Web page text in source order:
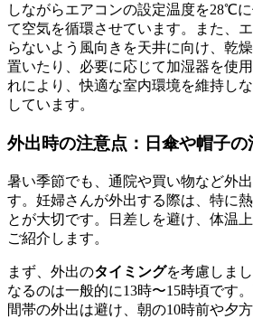
しながらエアコンの設定温度を28℃
て空気を循環させています。また、
らないよう風向きを天井に向け、乾
置いたり、必要に応じて加湿器を使
れにより、快適な室内環境を維持し
しています。
外出時の注意点：日傘や帽子の
暑い季節でも、通院や買い物など外
す。妊婦さんが外出する際は、特に
とが大切です。日差しを避け、体温
ご紹介します。
まず、外出のタイミングを考慮しま
なるのは一般的に13時〜15時頃です
間帯の外出は避け、朝の10時前や夕